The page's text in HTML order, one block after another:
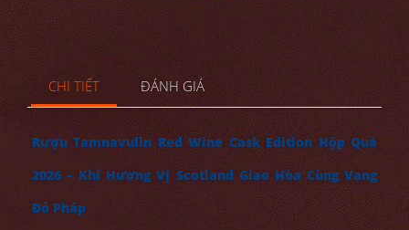
CHI TIẾT ĐÁNH GIÁ
Rượu Tamnavulin Red Wine Cask Edition Hộp Quà
2026 – Khi Hương Vị Scotland Giao Hòa Cùng Vang
Đỏ Pháp